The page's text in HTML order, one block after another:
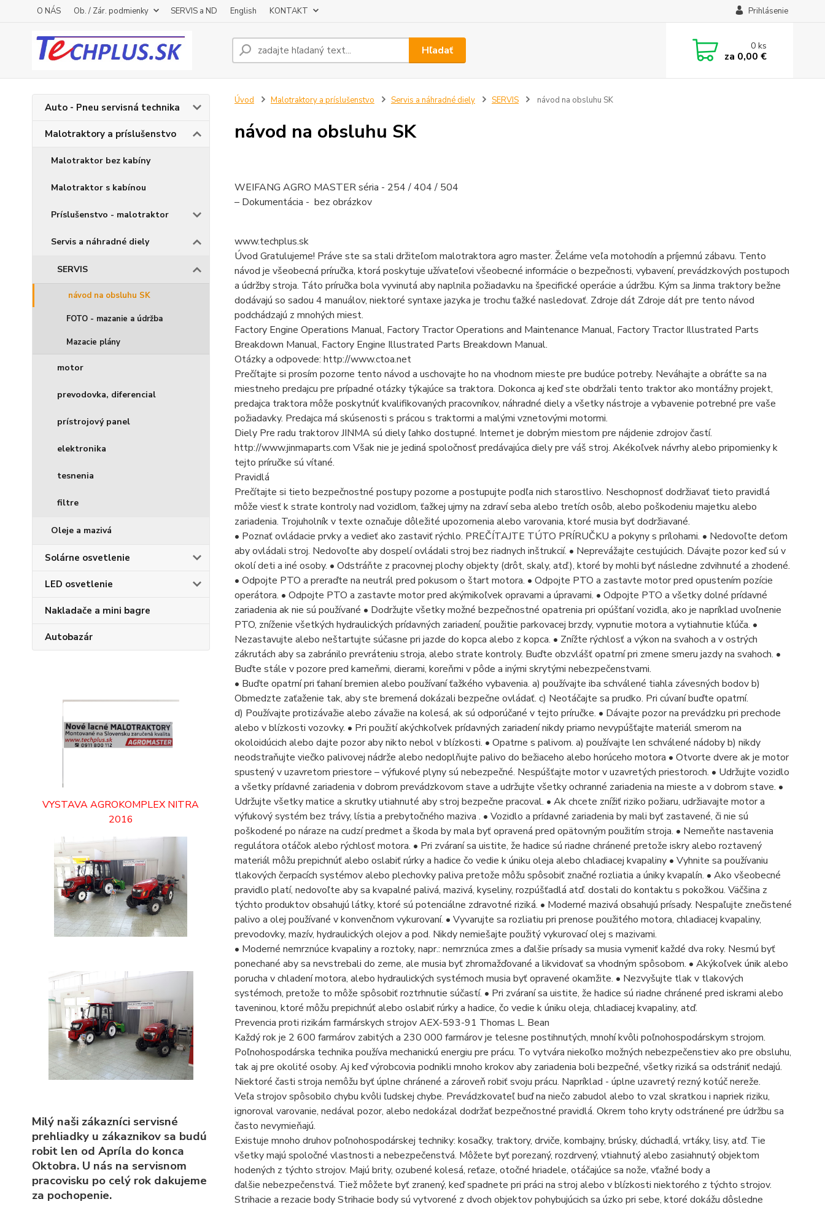
O NÁS Ob. / Zár. podmienky SERVIS a ND English KONTAKT Prihlásenie
Hľadať 0ks
za 0,00 €
Auto - Pneu servisná technika
Malotraktory a príslušenstvo
Malotraktor bez kabíny
Malotraktor s kabínou
Príslušenstvo - malotraktor
Servis a náhradné diely
SERVIS
návod na obsluhu SK
FOTO - mazanie a údržba
Mazacie plány
motor
prevodovka, diferencial
prístrojový panel
elektronika
tesnenia
filtre
Oleje a mazivá
Solárne osvetlenie
LED osvetlenie
Nakladače a mini bagre
Autobazár
VYSTAVA AGROKOMPLEX NITRA
2016
Milý naši zákazníci servisné
prehliadky u zákaznikov sa budú
robit len od Apríla do konca
Oktobra. U nás na servisnom
pracovisku po celý rok dakujeme
za pochopenie.
Úvod Malotraktory a príslušenstvo Servis a náhradné diely SERVIS návod na obsluhu SK
návod na obsluhu SK
WEIFANG AGRO MASTER séria - 254 / 404 / 504
– Dokumentácia - bez obrázkov
www.techplus.sk
Úvod Gratulujeme! Práve ste sa stali držiteľom malotraktora agro master. Želáme veľa motohodín a príjemnú zábavu. Tento
návod je všeobecná príručka, ktorá poskytuje užívateľovi všeobecné informácie o bezpečnosti, vybavení, prevádzkových postupoch
a údržby stroja. Táto príručka bola vyvinutá aby naplnila požiadavku na špecifické operácie a údržbu. Kým sa Jinma traktory bežne
dodávajú so sadou 4 manuálov, niektoré syntaxe jazyka je trochu ťažké nasledovať. Zdroje dát Zdroje dát pre tento návod
podchádzajú z mnohých miest.
Factory Engine Operations Manual, Factory Tractor Operations and Maintenance Manual, Factory Tractor Illustrated Parts
Breakdown Manual, Factory Engine Illustrated Parts Breakdown Manual.
Otázky a odpovede: http://www.ctoa.net
Prečítajte si prosím pozorne tento návod a uschovajte ho na vhodnom mieste pre budúce potreby. Neváhajte a obráťte sa na
miestneho predajcu pre prípadné otázky týkajúce sa traktora. Dokonca aj keď ste obdržali tento traktor ako montážny projekt,
predajca traktora môže poskytnúť kvalifikovaných pracovníkov, náhradné diely a všetky nástroje a vybavenie potrebné pre vaše
požiadavky. Predajca má skúsenosti s prácou s traktormi a malými vznetovými motormi.
Diely Pre radu traktorov JINMA sú diely ľahko dostupné. Internet je dobrým miestom pre nájdenie zdrojov častí.
http://www.jinmaparts.com Však nie je jediná spoločnosť predávajúca diely pre váš stroj. Akékoľvek návrhy alebo pripomienky k
tejto príručke sú vítané.
Pravidlá
Prečítajte si tieto bezpečnostné postupy pozorne a postupujte podľa nich starostlivo. Neschopnosť dodržiavať tieto pravidlá
môže viesť k strate kontroly nad vozidlom, ťažkej ujmy na zdraví seba alebo tretích osôb, alebo poškodeniu majetku alebo
zariadenia. Trojuholník v texte označuje dôležité upozornenia alebo varovania, ktoré musia byť dodržiavané.
• Poznať ovládacie prvky a vedieť ako zastaviť rýchlo. PREČÍTAJTE TÚTO PRÍRUČKU a pokyny s prílohami. • Nedovoľte deťom
aby ovládali stroj. Nedovoľte aby dospelí ovládali stroj bez riadnych inštrukcií. • Neprevážajte cestujúcich. Dávajte pozor keď sú v
okolí deti a iné osoby. • Odstráňte z pracovnej plochy objekty (drôt, skaly, atď.), ktoré by mohli byť následne zdvihnuté a zhodené.
• Odpojte PTO a preraďte na neutrál pred pokusom o štart motora. • Odpojte PTO a zastavte motor pred opustením pozície
operátora. • Odpojte PTO a zastavte motor pred akýmikoľvek opravami a úpravami. • Odpojte PTO a všetky dolné prídavné
zariadenia ak nie sú používané • Dodržujte všetky možné bezpečnostné opatrenia pri opúšťaní vozidla, ako je napríklad uvoľnenie
PTO, zníženie všetkých hydraulických prídavných zariadení, použitie parkovacej brzdy, vypnutie motora a vytiahnutie kľúča. •
Nezastavujte alebo neštartujte súčasne pri jazde do kopca alebo z kopca. • Znížte rýchlosť a výkon na svahoch a v ostrých
zákrutách aby sa zabránilo prevráteniu stroja, alebo strate kontroly. Buďte obzvlášť opatrní pri zmene smeru jazdy na svahoch. •
Buďte stále v pozore pred kameňmi, dierami, koreňmi v pôde a inými skrytými nebezpečenstvami.
• Buďte opatrní pri ťahaní bremien alebo používaní ťažkého vybavenia. a) používajte iba schválené tiahla závesných bodov b)
Obmedzte zaťaženie tak, aby ste bremená dokázali bezpečne ovládať. c) Neotáčajte sa prudko. Pri cúvaní buďte opatrní.
d) Používajte protizávažie alebo závažie na kolesá, ak sú odporúčané v tejto príručke. • Dávajte pozor na prevádzku pri prechode
alebo v blízkosti vozovky. • Pri použití akýchkoľvek prídavných zariadení nikdy priamo nevypúšťajte materiál smerom na
okoloidúcich alebo dajte pozor aby nikto nebol v blízkosti. • Opatrne s palivom. a) používajte len schválené nádoby b) nikdy
neodstraňujte viečko palivovej nádrže alebo nedoplňujte palivo do bežiaceho alebo horúceho motora • Otvorte dvere ak je motor
spustený v uzavretom priestore – výfukové plyny sú nebezpečné. Nespúšťajte motor v uzavretých priestoroch. • Udržujte vozidlo
a všetky prídavné zariadenia v dobrom prevádzkovom stave a udržujte všetky ochranné zariadenia na mieste a v dobrom stave. •
Udržujte všetky matice a skrutky utiahnuté aby stroj bezpečne pracoval. • Ak chcete znížiť riziko požiaru, udržiavajte motor a
výfukový systém bez trávy, lístia a prebytočného maziva . • Vozidlo a prídavné zariadenia by mali byť zastavené, či nie sú
poškodené po náraze na cudzí predmet a škoda by mala byť opravená pred opätovným použitím stroja. • Nemeňte nastavenia
regulátora otáčok alebo rýchlosť motora. • Pri zváraní sa uistite, že hadice sú riadne chránené pretože iskry alebo roztavený
materiál môžu prepichnúť alebo oslabiť rúrky a hadice čo vedie k úniku oleja alebo chladiacej kvapaliny • Vyhnite sa používaniu
tlakových čerpacích systémov alebo plechovky paliva pretože môžu spôsobiť značné rozliatia a úniky kvapalín. • Ako všeobecné
pravidlo platí, nedovoľte aby sa kvapalné palivá, mazivá, kyseliny, rozpúšťadlá atď. dostali do kontaktu s pokožkou. Väčšina z
týchto produktov obsahujú látky, ktoré sú potenciálne zdravotné riziká. • Moderné mazivá obsahujú prísady. Nespaľujte znečistené
palivo a olej používané v konvenčnom vykurovaní. • Vyvarujte sa rozliatiu pri prenose použitého motora, chladiacej kvapaliny,
prevodovky, mazív, hydraulických olejov a pod. Nikdy nemiešajte použitý vykurovací olej s mazivami.
• Moderné nemrznúce kvapaliny a roztoky, napr.: nemrznúca zmes a ďalšie prísady sa musia vymeniť každé dva roky. Nesmú byť
ponechané aby sa nevstrebali do zeme, ale musia byť zhromažďované a likvidovať sa vhodným spôsobom. • Akýkoľvek únik alebo
porucha v chladení motora, alebo hydraulických systémoch musia byť opravené okamžite. • Nezvyšujte tlak v tlakových
systémoch, pretože to môže spôsobiť roztrhnutie súčastí. • Pri zváraní sa uistite, že hadice sú riadne chránené pred iskrami alebo
taveninou, ktoré môžu prepichnúť alebo oslabiť rúrky a hadice, čo vedie k úniku oleja, chladiacej kvapaliny, atď.
Prevencia proti rizikám farmárskych strojov AEX-593-91 Thomas L. Bean
Každý rok je 2 600 farmárov zabitých a 230 000 farmárov je telesne postihnutých, mnohí kvôli poľnohospodárskym strojom.
Poľnohospodárska technika používa mechanickú energiu pre prácu. To vytvára niekoľko možných nebezpečenstiev ako pre obsluhu,
tak aj pre okolité osoby. Aj keď výrobcovia podnikli mnoho krokov aby zariadenia boli bezpečné, všetky riziká sa odstrániť nedajú.
Niektoré časti stroja nemôžu byť úplne chránené a zároveň robiť svoju prácu. Napríklad - úplne uzavretý rezný kotúč nereže.
Veľa strojov spôsobilo chybu kvôli ľudskej chybe. Prevádzkovateľ buď na niečo zabudol alebo to vzal skratkou i napriek riziku,
ignoroval varovanie, nedával pozor, alebo nedokázal dodržať bezpečnostné pravidlá. Okrem toho kryty odstránené pre údržbu sa
často nevymieňajú.
Existuje mnoho druhov poľnohospodárskej techniky: kosačky, traktory, drviče, kombajny, brúsky, dúchadlá, vrtáky, lisy, atď. Tie
všetky majú spoločné vlastnosti a nebezpečenstvá. Môžete byť porezaný, rozdrvený, vtiahnutý alebo zasiahnutý objektom
hodených z týchto strojov. Majú brity, ozubené kolesá, reťaze, otočné hriadele, otáčajúce sa nože, vťažné body a
ďalšie nebezpečenstvá. Tiež môžete byť zranený, keď spadnete pri práci na stroj alebo v blízkosti niektorého z týchto strojov.
Strihacie a rezacie body Strihacie body sú vytvorené z dvoch objektov pohybujúcich sa úzko pri sebe, ktoré dokážu dôsledne